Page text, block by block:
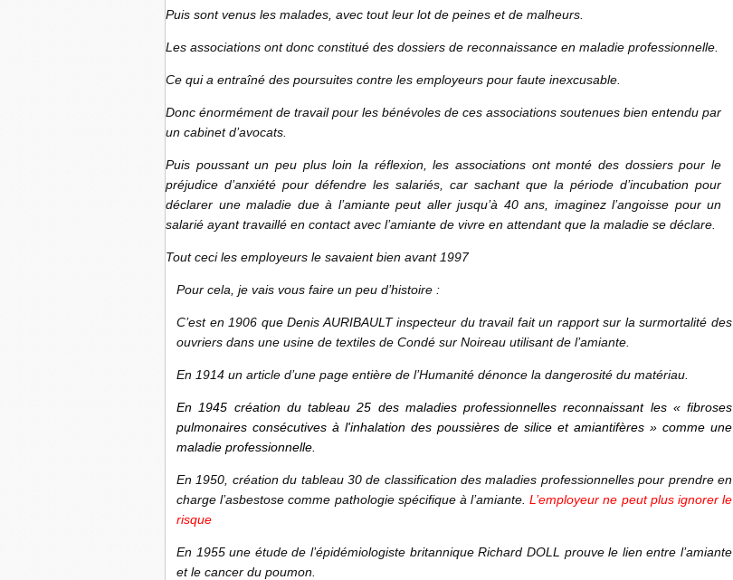
Puis sont venus les malades, avec tout leur lot de peines et de malheurs.
Les associations ont donc constitué des dossiers de reconnaissance en maladie professionnelle.
Ce qui a entraîné des poursuites contre les employeurs pour faute inexcusable.
Donc énormément de travail pour les bénévoles de ces associations soutenues bien entendu par
un cabinet d’avocats.
Puis poussant un peu plus loin la réflexion, les associations ont monté des dossiers pour le
préjudice d’anxiété pour défendre les salariés, car sachant que la période d’incubation pour
déclarer une maladie due à l’amiante peut aller jusqu’à 40 ans, imaginez l’angoisse pour un
salarié ayant travaillé en contact avec l’amiante de vivre en attendant que la maladie se déclare.
Tout ceci les employeurs le savaient bien avant 1997
Pour cela, je vais vous faire un peu d’histoire :
C’est en 1906 que Denis AURIBAULT inspecteur du travail fait un rapport sur la surmortalité des
ouvriers dans une usine de textiles de Condé sur Noireau utilisant de l’amiante.
En 1914 un article d’une page entière de l’Humanité dénonce la dangerosité du matériau.
En 1945 création du tableau 25 des maladies professionnelles reconnaissant les « fibroses
pulmonaires consécutives à l'inhalation des poussières de silice et amiantifères » comme une
maladie professionnelle.
En 1950, création du tableau 30 de classification des maladies professionnelles pour prendre en
charge l’asbestose comme pathologie spécifique à l’amiante.L’employeur ne peut plus ignorer le
risque
En 1955 une étude de l’épidémiologiste britannique Richard DOLL prouve le lien entre l’amiante
et le cancer du poumon.